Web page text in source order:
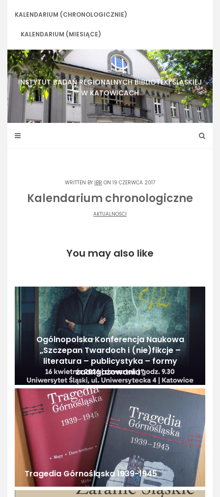
KALENDARIUM (CHRONOLOGICZNIE)
KALENDARIUM (MIESIĄCE)
INSTYTUT BADAŃ REGIONALNYCH BIBLIOTEKI ŚLĄSKIEJ
W KATOWICACH
WRITTEN BY IBR ON 19 CZERWCA 2017
Kalendarium chronologiczne
AKTUALNOŚCI
You may also like
Ogólnopolska Konferencja Naukowa
„Szczepan Twardoch i (nie)fikcje –
literatura – publicystyka – formy
zaangażowania”
Tragedia Górnośląska 1939-1945